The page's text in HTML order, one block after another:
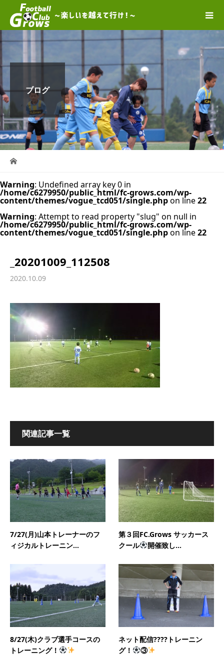
ブログ
Warning: Undefined array key 0 in
/home/c6279950/public_html/fc-grows.com/wp-
content/themes/vogue_tcd051/single.phpon line22
Warning: Attempt to read property "slug" on null in
/home/c6279950/public_html/fc-grows.com/wp-
content/themes/vogue_tcd051/single.phpon line22
_20201009_112508
2020.10.09
関連記事一覧
7/27(月)山本トレーナーのフ
ィジカルトレーニン...
第３回FC.Grows サッカース
クール
開催致し...
8/27(木)クラブ選手コースの
トレーニング！
ネット配信????トレーニン
グ！
③